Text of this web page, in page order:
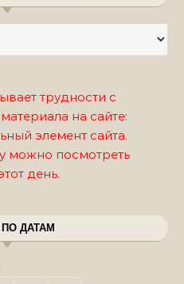
трудности с
на сайте:
элемент сайта.
можно посмотреть
день.
ДАТАМ